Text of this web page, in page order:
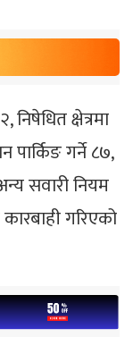
क्षेत्रमा
गर्ने ८७,
सवारी नियम
गरिएको